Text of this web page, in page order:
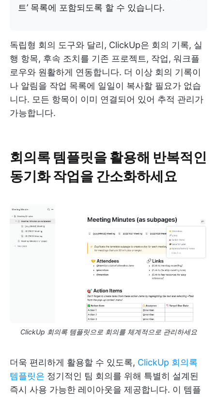
트’ 목록에 포함되도록 할 수 있습니다.
독립형 회의 도구와 달리, ClickUp은 회의 기록, 실
행 항목, 후속 조치를 기존 프로젝트, 작업, 워크플
로우와 원활하게 연동합니다. 더 이상 회의 기록이
나 알림을 작업 목록에 일일이 복사할 필요가 없습
니다. 모든 항목이 이미 연결되어 있어 추적 관리가
가능합니다.
회의록 템플릿을 활용해 반복적인
동기화 작업을 간소화하세요
ClickUp 회의록 템플릿으로 회의를 체계적으로 관리하세요
더욱 편리하게 활용할 수 있도록, ClickUp 회의록
템플릿은 정기적인 팀 회의를 위해 특별히 설계된
즉시 사용 가능한 레이아웃을 제공합니다. 이 템플